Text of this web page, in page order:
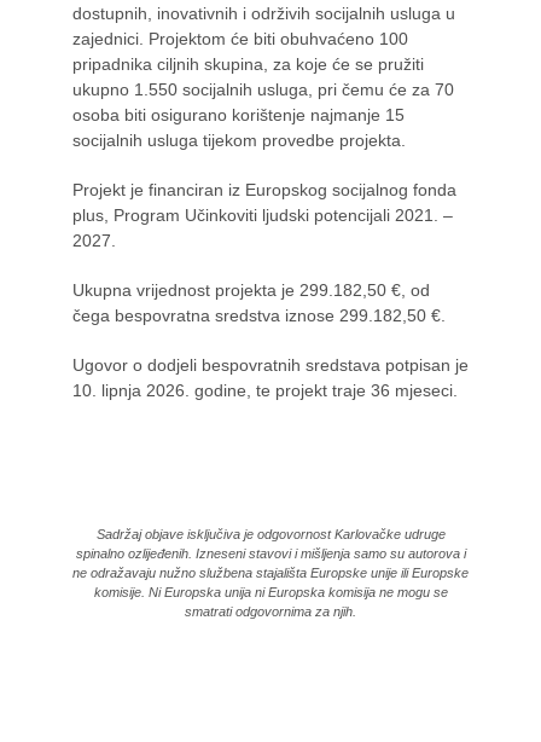
dostupnih, inovativnih i održivih socijalnih usluga u
zajednici. Projektom će biti obuhvaćeno 100
pripadnika ciljnih skupina, za koje će se pružiti
ukupno 1.550 socijalnih usluga, pri čemu će za 70
osoba biti osigurano korištenje najmanje 15
socijalnih usluga tijekom provedbe projekta.
Projekt je financiran iz Europskog socijalnog fonda
plus, Program Učinkoviti ljudski potencijali 2021. –
2027.
Ukupna vrijednost projekta je 299.182,50 €, od
čega bespovratna sredstva iznose 299.182,50 €.
Ugovor o dodjeli bespovratnih sredstava potpisan je
10. lipnja 2026. godine, te projekt traje 36 mjeseci.
Sadržaj objave isključiva je odgovornost Karlovačke udruge
spinalno ozlijeđenih. Izneseni stavovi i mišljenja samo su autorova i
ne odražavaju nužno službena stajališta Europske unije ili Europske
komisije. Ni Europska unija ni Europska komisija ne mogu se
smatrati odgovornima za njih.